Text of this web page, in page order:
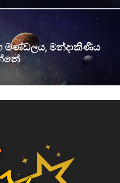
මණ්ඩලය, මන්දාකිණිය